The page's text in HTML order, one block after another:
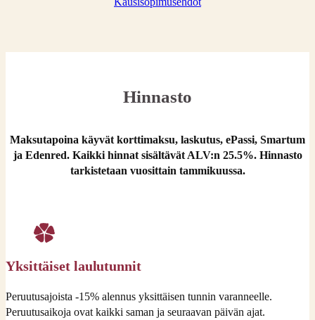
Hinnasto
Maksutapoina käyvät korttimaksu, laskutus, ePassi, Smartum
ja Edenred. Kaikki hinnat sisältävät ALV:n 25.5%. Hinnasto
tarkistetaan vuosittain tammikuussa.
Yksittäiset laulutunnit
Peruutusajoista -15% alennus yksittäisen tunnin varanneelle.
Peruutusaikoja ovat kaikki saman ja seuraavan päivän ajat.